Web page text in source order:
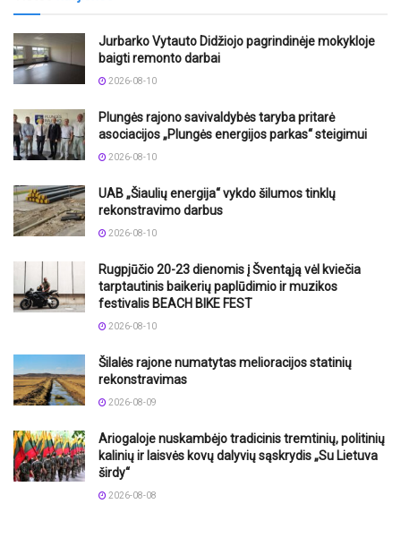
Jurbarko Vytauto Didžiojo pagrindinėje mokykloje
baigti remonto darbai
2026-08-10
Plungės rajono savivaldybės taryba pritarė
asociacijos „Plungės energijos parkas“ steigimui
2026-08-10
UAB „Šiaulių energija“ vykdo šilumos tinklų
rekonstravimo darbus
2026-08-10
Rugpjūčio 20-23 dienomis į Šventąją vėl kviečia
tarptautinis baikerių paplūdimio ir muzikos
festivalis BEACH BIKE FEST
2026-08-10
Šilalės rajone numatytas melioracijos statinių
rekonstravimas
2026-08-09
Ariogaloje nuskambėjo tradicinis tremtinių, politinių
kalinių ir laisvės kovų dalyvių sąskrydis „Su Lietuva
širdy“
2026-08-08